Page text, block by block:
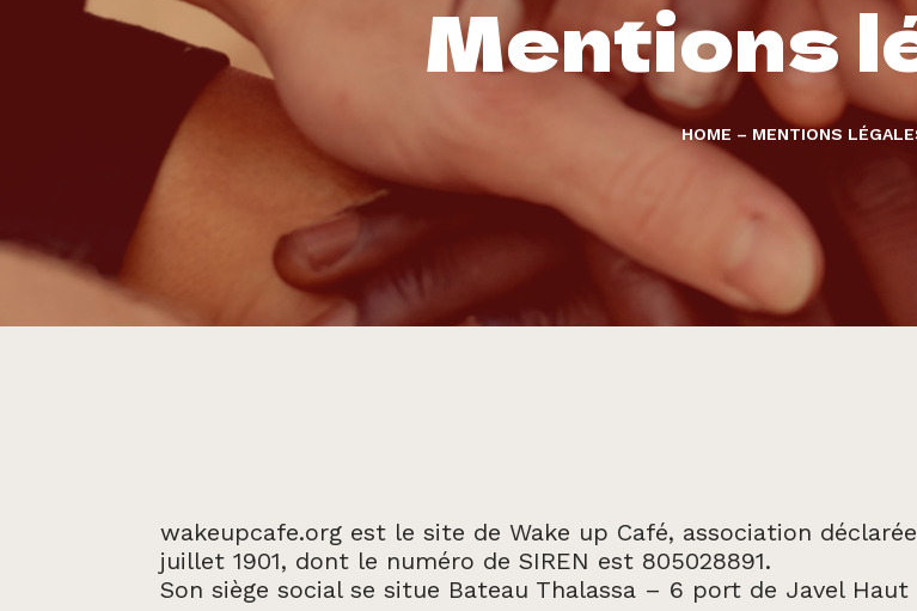
Mentions
HOME – MENTIONS
wakeupcafe.org est le site de Wake up Café, association
juillet 1901, dont le numéro de SIREN est 805028891.
Son siège social se situe Bateau Thalassa – 6 port de Javel Haut